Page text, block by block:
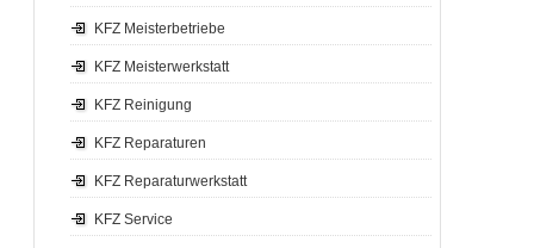
KFZ Meisterbetriebe
KFZ Meisterwerkstatt
KFZ Reinigung
KFZ Reparaturen
KFZ Reparaturwerkstatt
KFZ Service